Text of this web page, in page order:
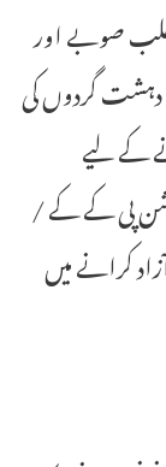
صوبے اور
گردوں کی
کے لیے
پی کے کے /
کرانے میں